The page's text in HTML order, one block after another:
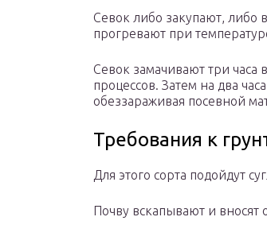
Севок либо закупают, либо
прогревают при
Севок замачивают три часа
процессов. Затем на два
обеззараживая посевной
Требования к
Для этого сорта подойдут
Почву вскапывают и вносят